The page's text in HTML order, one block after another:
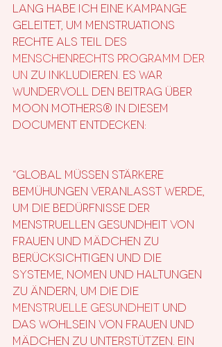
lang habe ich eine Kampange
geleitet, um Menstruations
Rechte als Teil des
Menschenrechts Programm der
UN zu inkludieren. Es war
wundervoll den Beitrag über
Moon Mothers® in diesem
Document entdecken:
“Global müssen stärkere
Bemühungen veranlasst werde,
um die Bedürfnisse der
menstruellen Gesundheit von
Frauen und Mädchen zu
berücksichtigen und die
Systeme, Nomen und Haltungen
zu ändern, um die die
Menstruelle Gesundheit und
das Wohlsein von Frauen und
Mädchen zu unterstützen. Ein